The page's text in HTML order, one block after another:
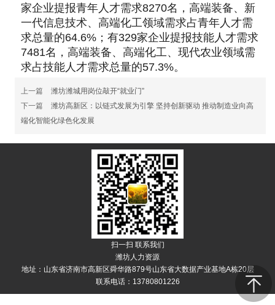
家企业提报青年人才需求8270名，高端装备、新
一代信息技术、高端化工领域需求占青年人才需
求总量的64.6%；有329家企业提报技能人才需求
7481名，高端装备、高端化工、现代农业领域需
求占技能人才需求总量的57.3%。
上一篇
潍坊潍城用岗位敲开“就业门”
下一篇
潍坊高新区：以链式发展为引擎 坚持创新驱动 推动制造业向高
端化智能化绿色化发展
扫一扫 联系我们
潍坊人力资源
地址：山东省济南市高新区舜华路879号山东省大数据产业基地A栋20层
联系电话：13780801226